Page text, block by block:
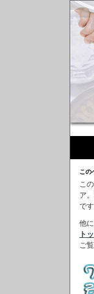
この
こ
ア
です
他
ト
ご